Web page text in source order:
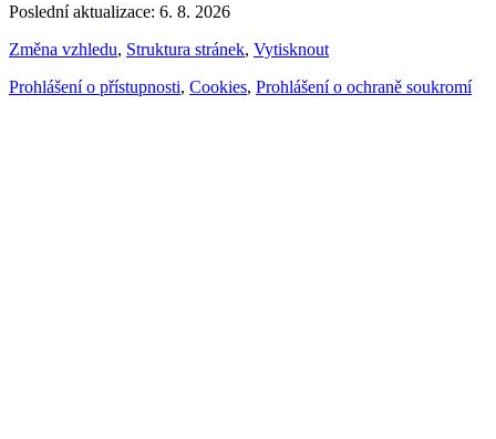
Poslední aktualizace: 6. 8. 2026
Změna vzhledu, Struktura stránek, Vytisknout
Prohlášení o přístupnosti, Cookies, Prohlášení o ochraně soukromí